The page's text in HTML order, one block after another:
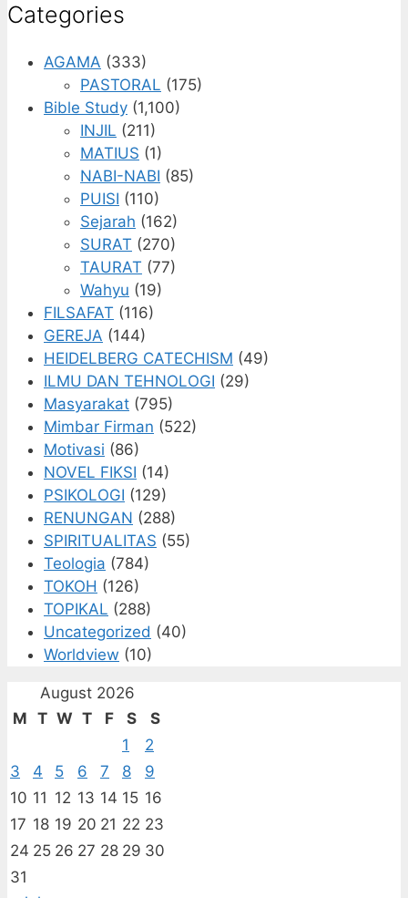
Categories
AGAMA (333)
PASTORAL (175)
Bible Study (1,100)
INJIL (211)
MATIUS (1)
NABI-NABI (85)
PUISI (110)
Sejarah (162)
SURAT (270)
TAURAT (77)
Wahyu (19)
FILSAFAT (116)
GEREJA (144)
HEIDELBERG CATECHISM (49)
ILMU DAN TEHNOLOGI (29)
Masyarakat (795)
Mimbar Firman (522)
Motivasi (86)
NOVEL FIKSI (14)
PSIKOLOGI (129)
RENUNGAN (288)
SPIRITUALITAS (55)
Teologia (784)
TOKOH (126)
TOPIKAL (288)
Uncategorized (40)
Worldview (10)
August 2026
M T W T F S
S
1
2
3
4 5 6 7 8
9
10 11 12 13 14 15 16
17 18 19 20 21 22 23
24 25 26 27 28 29 30
31